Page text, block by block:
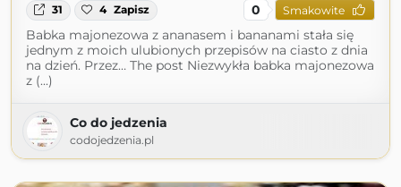
31 4 Zapisz 0 Smakowite
Babka majonezowa z ananasem i bananami stała się
jednym z moich ulubionych przepisów na ciasto z dnia
na dzień. Przez… The post Niezwykła babka majonezowa
z (...)
Co do jedzenia
codojedzenia.pl